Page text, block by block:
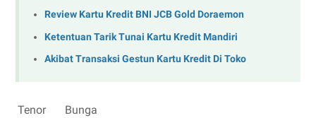
Review Kartu Kredit BNI JCB Gold Doraemon
Ketentuan Tarik Tunai Kartu Kredit Mandiri
Akibat Transaksi Gestun Kartu Kredit Di Toko
Tenor
Bunga